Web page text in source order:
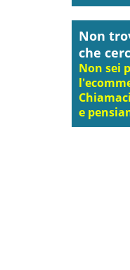
Non
che
Non sei
e